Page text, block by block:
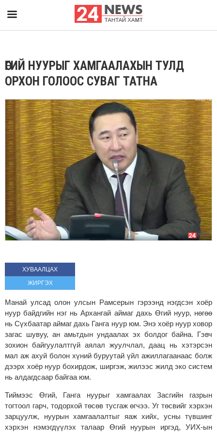
ӨГИЙ НУУРЫГ ХАМГААЛАХЫН ТУЛД
ОРХОН ГОЛООС СУВАГ ТАТНА
ХУВААЛЦАХ
ЖИРГЭХ
Манай улсад олон улсын Рамсeрын гэрээнд нэгдсэн хоёр
нуур байдгийн нэг нь Архангай аймаг дахь Өгий нуур, нөгөө
нь Сүхбаатар аймаг дахь Ганга нуур юм. Энэ хоёр нуур ховор
загас шувуу, ан амьтдын ундаалах эх болдог байна. Гэвч
зохион байгуулалтгүй аялал жуулчлал, даац нь хэтэрсэн
мал аж ахуй болон хүний буруутай үйл ажиллагаанаас болж
дээрх хоёр нуур бохирдож, ширгэж, жилээс жилд эко систeм
нь алдагдсаар байгаа юм.
Тиймээс Өгий, Ганга нуурыг хамгаалах Засгийн газрын
тогтоол гарч, тодорхой төсөв тусгаж өгчээ. Уг төсвийг хэрхэн
зарцуулж, нуурын хамгаалалтыг яаж хийх, усны түвшинг
хэрхэн нэмэгдүүлэх талаар Өгий нуурын иргэд, УИХ-ын